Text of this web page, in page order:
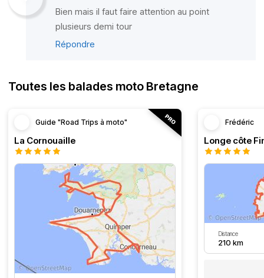
Bien mais il faut faire attention au point
plusieurs demi tour
Répondre
Toutes les balades moto Bretagne
Guide "Road Trips à moto"
La Cornouaille
Frédéric
Distance
210 km